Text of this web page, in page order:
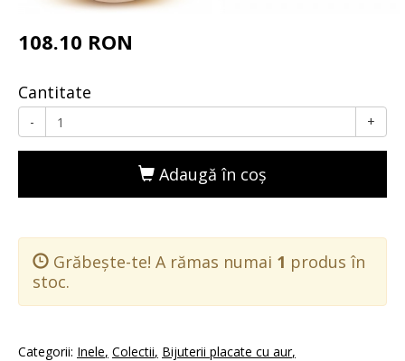
108.10 RON
Cantitate
- +
Adaugă în coş
Grăbește-te! A rămas numai 1 produs în
stoc.
Categorii: Inele Colectii Bijuterii placate cu aur